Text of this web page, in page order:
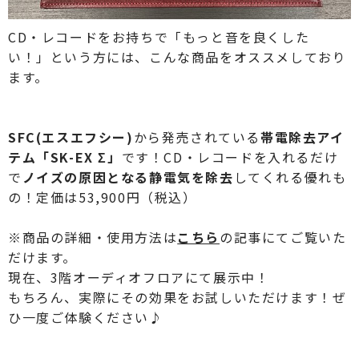
CD・レコードをお持ちで「もっと音を良くした
い！」という方には、こんな商品をオススメしており
ます。
SFC(エスエフシー)から発売されている帯電除去アイ
テム「SK-EX Σ」 です！CD・レコードを入れるだけ
で ノイズの原因となる静電気を除去 してくれる優れも
の！定価は53,900円（税込）
※商品の詳細・使用方法はこちら の記事にてご覧いた
だけます。
現在、3階オーディオフロアにて展示中！
もちろん、実際にその効果をお試しいただけます！ぜ
ひ一度ご体験ください♪